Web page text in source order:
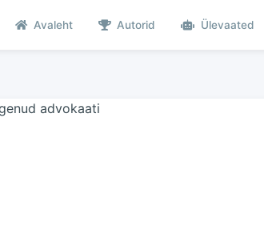
Avaleht Autorid Ülevaated